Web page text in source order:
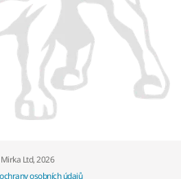
Mirka Ltd, 2026
osobních údajů